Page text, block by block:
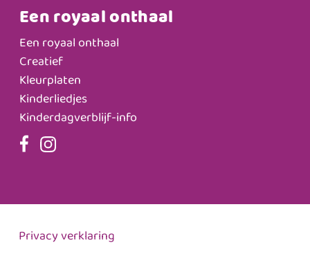
Een royaal onthaal
Een royaal onthaal
Creatief
Kleurplaten
Kinderliedjes
Kinderdagverblijf-info
Privacy verklaring